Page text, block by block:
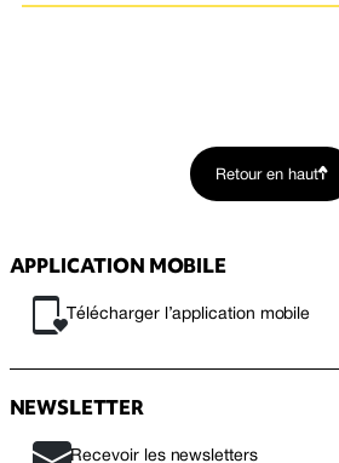
Retour en haut
APPLICATION MOBILE
Télécharger l’application mobile
NEWSLETTER
Recevoir les newsletters